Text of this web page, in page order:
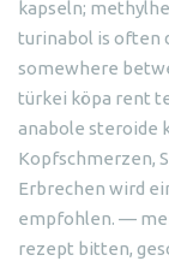
kapseln;
turinabol is often
somewhere
türkei köpa rent
anabole steroide
Kopfschmerzen,
Erbrechen wird
empfohlen. —
rezept bitten,